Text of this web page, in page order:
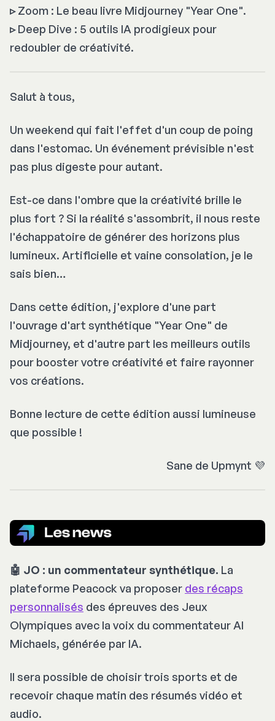
▹Zoom : Le beau livre Midjourney "Year One".
▹Deep Dive : 5 outils IA prodigieux pour
redoubler de créativité.
Salut à tous,
Un weekend qui fait l'effet d'un coup de poing
dans l'estomac. Un événement prévisible n'est
pas plus digeste pour autant.
Est-ce dans l'ombre que la créativité brille le
plus fort ? Si la réalité s'assombrit, il nous reste
l'échappatoire de générer des horizons plus
lumineux. Artificielle et vaine consolation, je le
sais bien…
Dans cette édition, j'explore d'une part
l'ouvrage d'art synthétique "Year One" de
Midjourney, et d'autre part les meilleurs outils
pour booster votre créativité et faire rayonner
vos créations.
Bonne lecture de cette édition aussi lumineuse
que possible !
Sane de Upmynt 💜
🤖 JO : un commentateur synthétique. La
plateforme Peacock va proposer des récaps
personnalisés des épreuves des Jeux
Olympiques avec la voix du commentateur Al
Michaels, générée par IA.
Il sera possible de choisir trois sports et de
recevoir chaque matin des résumés vidéo et
audio.